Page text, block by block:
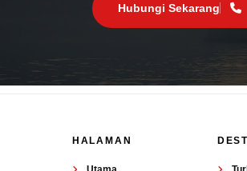
Hubungi Sekarang
HALAMAN